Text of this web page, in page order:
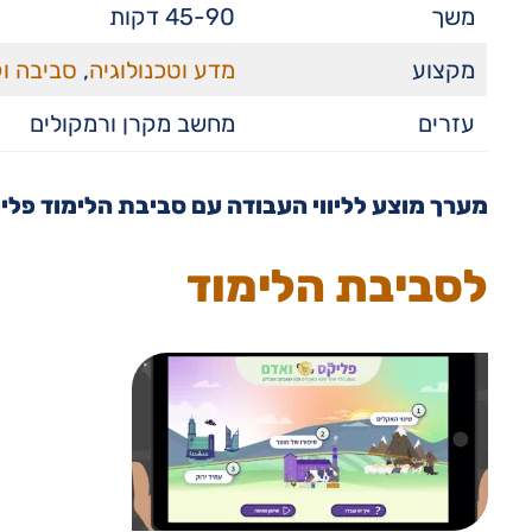
משך
45-90 דקות
מקצוע
מדע וטכנולוגיה, סביבה
עזרים
מחשב מקרן ורמקולים
מערך מוצע לליווי העבודה עם סביבת הלימוד
לסביבת הלימוד